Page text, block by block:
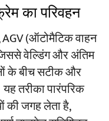
का परिवहन
AGV (ऑटोमैटिक वाहन
वेल्डिंग और अंतिम
के बीच सटीक और
तरीका पारंपरिक
की जगह लेता है,